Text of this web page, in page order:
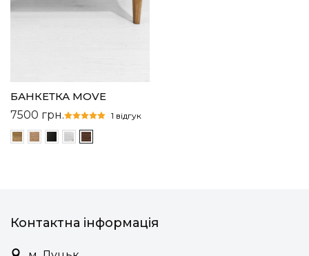
БАНКЕТКА MOVE
7500 грн. 1 відгук
Контактна інформація